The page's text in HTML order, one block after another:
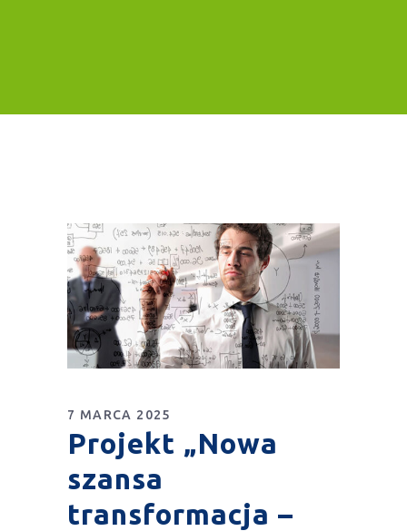
7 MARCA 2025
Projekt „Nowa
szansa
transformacja –